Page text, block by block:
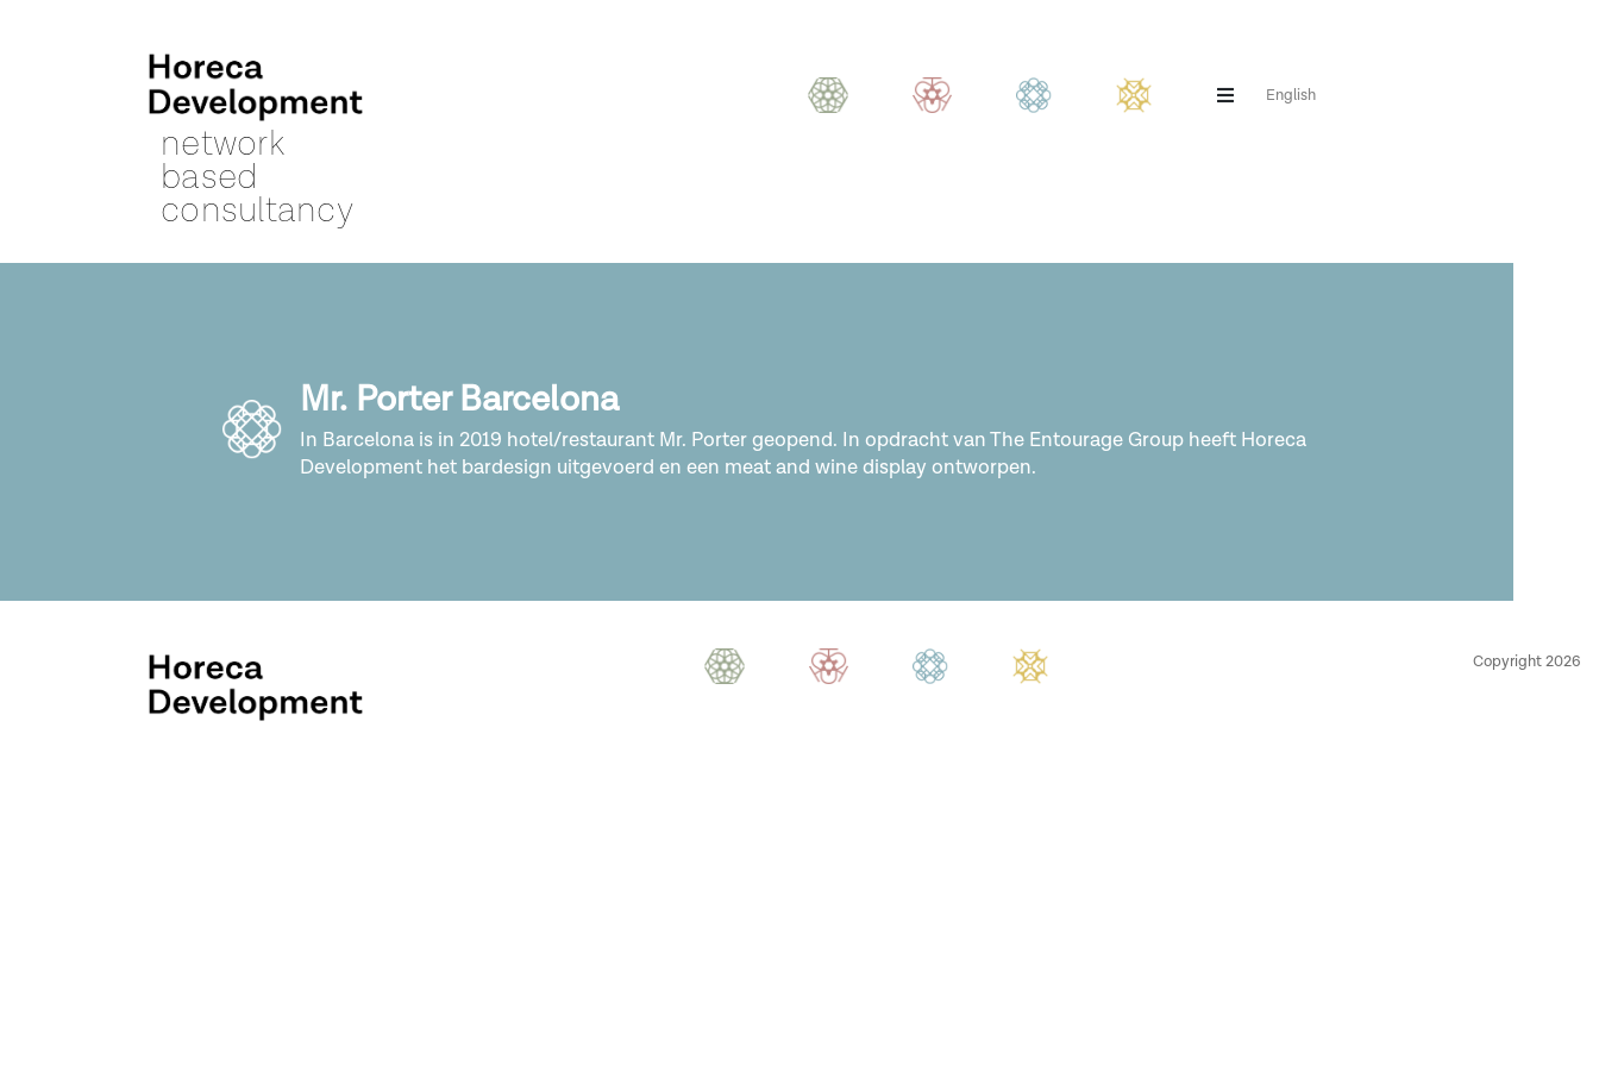
network
based
consultancy
English
Mr. Porter Barcelona
In Barcelona is in 2019 hotel/restaurant Mr. Porter geopend. In opdracht van The Entourage Group heeft Horeca
Development het bardesign uitgevoerd en een meat and wine display ontworpen.
Copyright 2026